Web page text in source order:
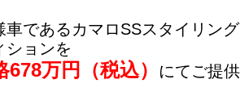
車であるカマロSSスタイリング
ションを
万円（税込）
にてご提供